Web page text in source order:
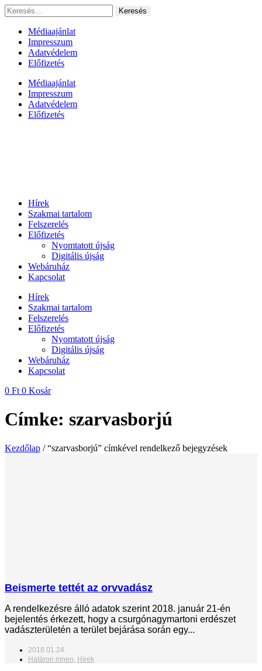
Ugrás
a
tartalomhoz
Keresés:
Médiaajánlat
Impresszum
Adatvédelem
Előfizetés
Médiaajánlat
Impresszum
Adatvédelem
Előfizetés
Hírek
Szakmai tartalom
Felszerelés
Előfizetés
Nyomtatott újság
Digitális újság
Webáruház
Kapcsolat
Hírek
Szakmai tartalom
Felszerelés
Előfizetés
Nyomtatott újság
Digitális újság
Webáruház
Kapcsolat
0 Ft 0 Kosár
Címke: szarvasborjú
Kezdőlap / “szarvasborjú” címkével rendelkező bejegyzések
Beismerte tettét az orvvadász
A rendelkezésre álló adatok szerint 2018. január 21-én
bejelentés érkezett, hogy a csurgónagymartoni erdészet
vadászterületén a terület bejárása során egy...
2018.01.24.
Határon innen, Hírek